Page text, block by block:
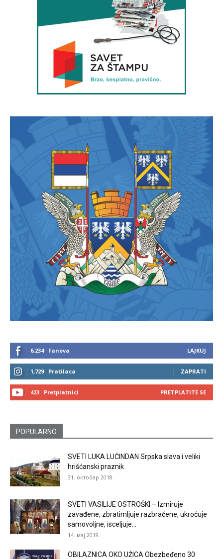
6,234 Fanova LAJKUJ
1,729 Pratilaca ZAPRATI
423 Pretplatnici PRETPLATITE SE
POPULARNO
SVETI LUKA LUČINDAN Srpska slava i veliki
hrišćanski praznik
31. октобар 2018.
SVETI VASILIJE OSTROŠKI – Izmiruje
zavađene, zbratimljuje razbraćene, ukroćuje
samovoljne, isceljuje...
14. мај 2019.
OBILAZNICA OKO UŽICA Obezbeđeno 30